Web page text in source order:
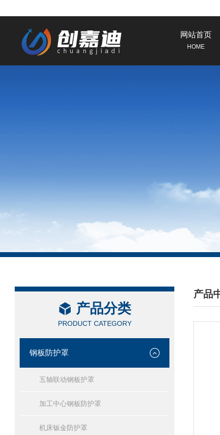
网站首页
HOME
产品分类
PRODUCT CATEGORY
钢板防护罩
五轴联动钢板护罩
加工中心钢板防护罩
机床钣金防护罩
产品
/